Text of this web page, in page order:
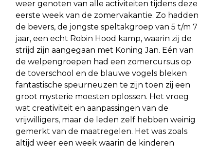
weer genoten van alle activiteiten tijdens deze
eerste week van de zomervakantie. Zo hadden
de bevers, de jongste speltakgroep van 5 t/m 7
jaar, een echt Robin Hood kamp, waarin zij de
strijd zijn aangegaan met Koning Jan. Eén van
de welpengroepen had een zomercursus op
de toverschool en de blauwe vogels bleken
fantastische speurneuzen te zijn toen zij een
groot mysterie moesten oplossen. Het vroeg
wat creativiteit en aanpassingen van de
vrijwilligers, maar de leden zelf hebben weinig
gemerkt van de maatregelen. Het was zoals
altijd weer een week waarin de kinderen